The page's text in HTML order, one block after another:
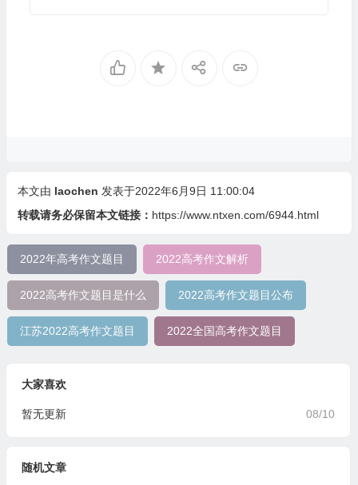
本文由 laochen 发表于2022年6月9日 11:00:04
转载请务必保留本文链接： https://www.ntxen.com/6944.html
2022年高考作文题目 2022高考作文解析
2022高考作文题目是什么 2022高考作文题目公布
江苏2022高考作文题目 2022全国高考作文题目
大家喜欢
08/10
暂无更新
随机文章